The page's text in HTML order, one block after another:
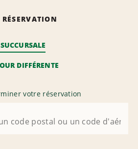
DIFFÉRENTE
votre réservation